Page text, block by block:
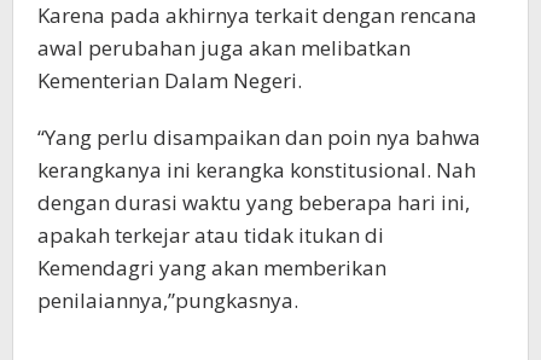
Karena pada akhirnya terkait dengan rencana
awal perubahan juga akan melibatkan
Kementerian Dalam Negeri.
“Yang perlu disampaikan dan poin nya bahwa
kerangkanya ini kerangka konstitusional. Nah
dengan durasi waktu yang beberapa hari ini,
apakah terkejar atau tidak itukan di
Kemendagri yang akan memberikan
penilaiannya,”pungkasnya.